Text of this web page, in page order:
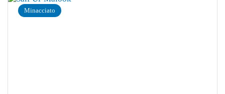
Minacciato